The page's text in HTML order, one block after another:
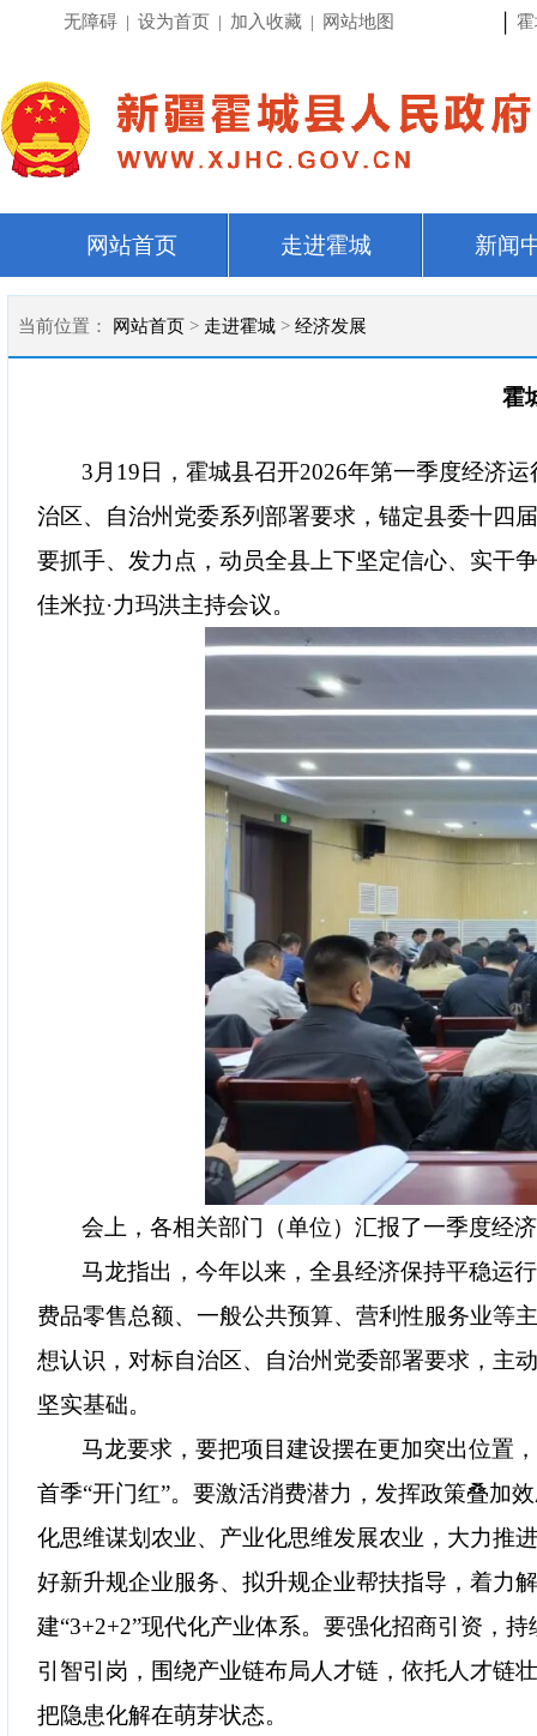
无障碍 | 设为首页 | 加入收藏 | 网站地图
网站首页 走进霍城 新闻
当前位置： 网站首页 > 走进霍城 > 经济发展
霍
3月19日，霍城县召开2026年第一季度经济
治区、自治州党委系列部署要求，锚定县委十四
要抓手、发力点，动员全县上下坚定信心、实干
佳米拉·力玛洪主持会议。
会上，各相关部门（单位）汇报了一季度经
马龙指出，今年以来，全县经济保持平稳运
费品零售总额、一般公共预算、营利性服务业等
想认识，对标自治区、自治州党委部署要求，主
坚实基础。
马龙要求，要把项目建设摆在更加突出位置
首季“开门红”。要激活消费潜力，发挥政策叠加
化思维谋划农业、产业化思维发展农业，大力推
好新升规企业服务、拟升规企业帮扶指导，着力
建“3+2+2”现代化产业体系。要强化招商引资，
引智引岗，围绕产业链布局人才链，依托人才链
把隐患化解在萌芽状态。